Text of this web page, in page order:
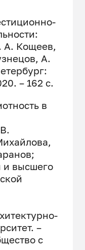
А. Кощеев,
А.
– 162 с.
в
и высшего
–
с